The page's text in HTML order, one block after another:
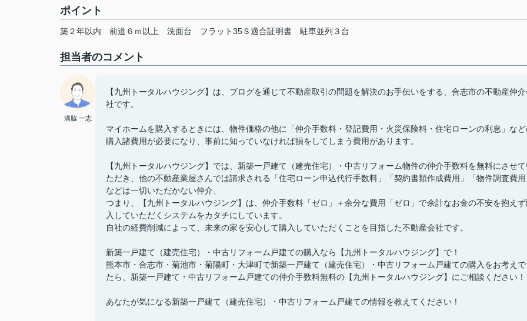
ポイント
築２年以内 前道６ｍ以上 洗面台 フラット35Ｓ適合証明書 駐車並列３台
担当者のコメント
溝脇 一志
【九州トータルハウジング】は、ブログを通じて不動産取引の問題を解決のお手伝いをする、合志市の不動産仲
社です。
マイホームを購入するときには、物件価格の他に「仲介手数料・登記費用・火災保険料・住宅ローンの利息」な
購入諸費用が必要になり、事前に知っていなければ損をしてしまう費用があります。
【九州トータルハウジング】では、新築一戸建て（建売住宅）・中古リフォーム物件の仲介手数料を無料にさせ
ただき、他の不動産業屋さんでは請求される「住宅ローン申込代行手数料」「契約書類作成費用」「物件調査費
などは一切いただかない仲介、
つまり、【九州トータルハウジング】は、仲介手数料「ゼロ」＋余分な費用「ゼロ」で余計なお金の不安を抱え
入していただくシステムをカタチにしています。
自社の経費削減によって、未来の家を安心して購入していただくことを目指した不動産会社です。
新築一戸建て（建売住宅）・中古リフォーム戸建ての購入なら【九州トータルハウジング】で！
熊本市・合志市・菊池市・菊陽町・大津町で新築一戸建て（建売住宅）・中古リフォーム戸建ての購入をお考え
たら、新築一戸建て・中古リフォーム戸建ての仲介手数料無料の【九州トータルハウジング】にご相談ください！
あなたが気になる新築一戸建て（建売住宅）・中古リフォーム戸建ての情報を教えてください！